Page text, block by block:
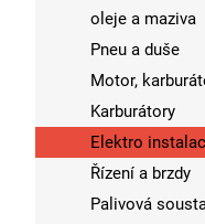
oleje a maziva
Pneu a duše
Motor,
Karburátory
Elektro
Řízení a brzdy
Palivová